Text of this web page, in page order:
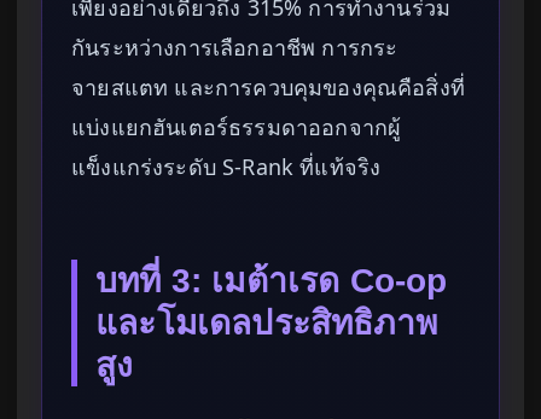
เพียงอย่างเดียวถึง 315% การทำงานร่วม
กันระหว่างการเลือกอาชีพ การกระ
จายสแตท และการควบคุมของคุณคือสิ่งที่
แบ่งแยกฮันเตอร์ธรรมดาออกจากผู้
แข็งแกร่งระดับ S-Rank ที่แท้จริง
บทที่ 3: เมต้าเรด Co-op
และโมเดลประสิทธิภาพ
สูง